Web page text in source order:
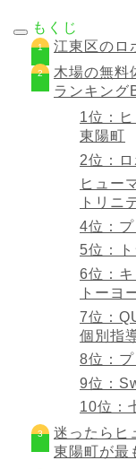
もくじ
江東区のロ
木場の無料
ランキング
1位：
東陽町
2位：
ヒュー
トリニ
4位：
5位：
6位：
トーヨ
7位：
個別指
8位：
9位：
10位：
迷ったらヒ
東陽町が最